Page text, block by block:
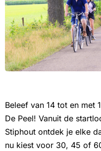
Beleef van 14 tot en met
De Peel! Vanuit de
Stiphout ontdek je elke
nu kiest voor 30, 45 of